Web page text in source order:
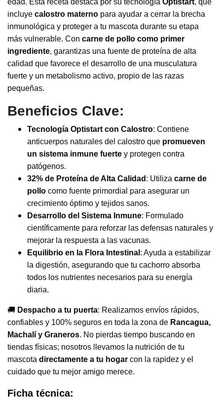
edad. Esta receta destaca por su tecnología Optistart, que
incluye calostro materno para ayudar a cerrar la brecha
inmunológica y proteger a tu mascota durante su etapa
más vulnerable. Con carne de pollo como primer
ingrediente, garantizas una fuente de proteína de alta
calidad que favorece el desarrollo de una musculatura
fuerte y un metabolismo activo, propio de las razas
pequeñas.
Beneficios Clave:
Tecnología Optistart con Calostro: Contiene
anticuerpos naturales del calostro que promueven
un sistema inmune fuerte y protegen contra
patógenos.
32% de Proteína de Alta Calidad : Utiliza carne de
pollo como fuente primordial para asegurar un
crecimiento óptimo y tejidos sanos.
Desarrollo del Sistema Inmune: Formulado
científicamente para reforzar las defensas naturales y
mejorar la respuesta a las vacunas.
Equilibrio en la Flora Intestinal : Ayuda a estabilizar
la digestión, asegurando que tu cachorro absorba
todos los nutrientes necesarios para su energía
diaria.
🚚 Despacho a tu puerta: Realizamos envíos rápidos,
confiables y 100% seguros en toda la zona de Rancagua,
Machalí y Graneros. No pierdas tiempo buscando en
tiendas físicas; nosotros llevamos la nutrición de tu
mascota directamente a tu hogar con la rapidez y el
cuidado que tu mejor amigo merece.
Ficha técnica: